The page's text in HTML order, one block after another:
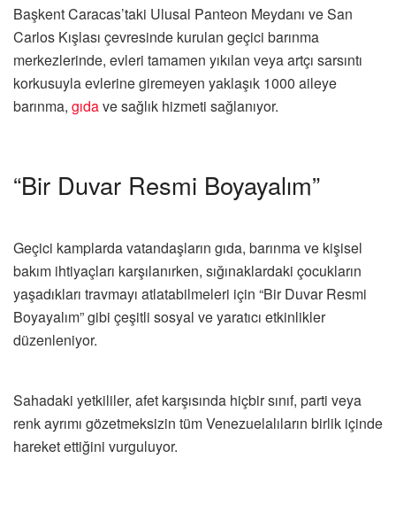
Başkent Caracas’taki Ulusal Panteon Meydanı ve San
Carlos Kışlası çevresinde kurulan geçici barınma
merkezlerinde, evleri tamamen yıkılan veya artçı sarsıntı
korkusuyla evlerine giremeyen yaklaşık 1000 aileye
barınma, gıdave sağlık hizmeti sağlanıyor.
“Bir Duvar Resmi Boyayalım”
Geçici kamplarda vatandaşların gıda, barınma ve kişisel
bakım ihtiyaçları karşılanırken, sığınaklardaki çocukların
yaşadıkları travmayı atlatabilmeleri için “Bir Duvar Resmi
Boyayalım” gibi çeşitli sosyal ve yaratıcı etkinlikler
düzenleniyor.
Sahadaki yetkililer, afet karşısında hiçbir sınıf, parti veya
renk ayrımı gözetmeksizin tüm Venezuelalıların birlik içinde
hareket ettiğini vurguluyor.